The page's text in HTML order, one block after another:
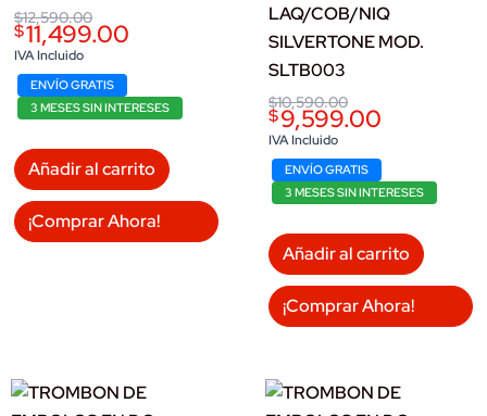
$12,590.00
Original
price
was:
$12,590.00.
$11,499.00
Current
price
is:
$11,499.00.
IVA Incluido
ENVÍO GRATIS
3 MESES SIN INTERESES
Añadir al carrito
¡Comprar Ahora!
LAQ/COB/NIQ
SILVERTONE MOD.
SLTB003
$10,590.00
Original
price
was:
$10,590.00.
$9,599.00
Current
price
is:
$9,599.00.
IVA Incluido
ENVÍO GRATIS
3 MESES SIN INTERESES
Añadir al carrito
¡Comprar Ahora!